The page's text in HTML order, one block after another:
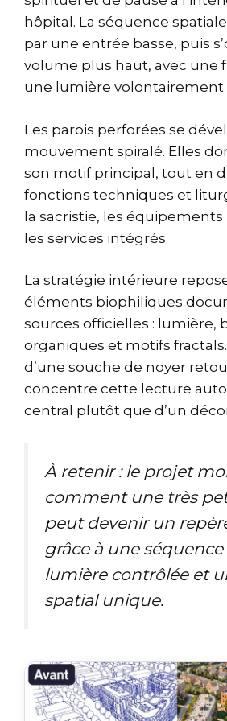
hôpital. La séquence
par une entrée basse, puis
volume plus haut, avec une
une lumière volontairement
Les parois perforées se
mouvement spiralé. Elles
son motif principal, tout en
fonctions techniques et
la sacristie, les
les services intégrés.
La stratégie intérieure
éléments biophiliques
sources officielles : lumière,
organiques et motifs fractals.
d’une souche de noyer
concentre cette lecture
central plutôt que d’un
À retenir : le projet
comment une très
peut devenir un
grâce à une
lumière contrôlée et
spatial unique.